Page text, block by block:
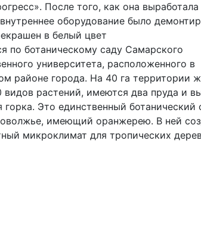
После того, как она выработала
оборудование было
в белый цвет
по ботаническому саду Самарского
университета, расположенного в
районе города. На 40 га территории
видов растений, имеются два пруда и
горка. Это единственный ботанический
имеющий оранжерею. В ней
микроклимат для тропических